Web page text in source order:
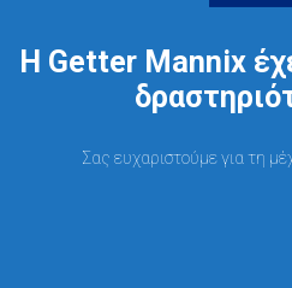
Η Getter Mannix
Σας ευχαριστούμε για τη